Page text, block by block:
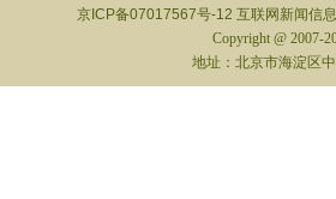
京ICP备07017567号-12 互联网新闻信
Copyright @ 2007-
地址：北京市海淀区